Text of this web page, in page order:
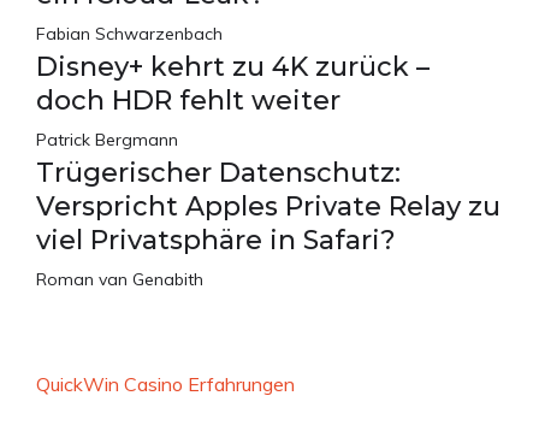
Fabian Schwarzenbach
Disney+ kehrt zu 4K zurück –
doch HDR fehlt weiter
Patrick Bergmann
Trügerischer Datenschutz:
Verspricht Apples Private Relay zu
viel Privatsphäre in Safari?
Roman van Genabith
QuickWin Casino Erfahrungen